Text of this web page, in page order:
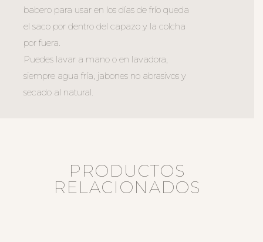
babero para usar en los días de frío queda
el saco por dentro del capazo y la colcha
por fuera.
Puedes lavar a mano o en lavadora,
siempre agua fría, jabones no abrasivos y
secado al natural.
PRODUCTOS
RELACIONADOS